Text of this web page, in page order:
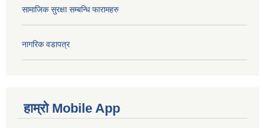
सामाजिक सुरक्षा सम्बन्धि फारामहरु
नागरिक वडापत्र
हाम्रो Mobile App